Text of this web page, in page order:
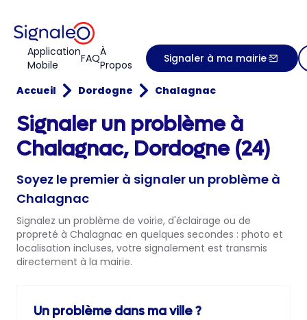
Application
Mobile
FAQÀ
Propos
Signaler à ma mairie
Accueil Dordogne Chalagnac
Signaler un problème à
Chalagnac, Dordogne (24)
Soyez le premier à signaler un problème à
Chalagnac
Signalez un problème de voirie, d'éclairage ou de
propreté à Chalagnac en quelques secondes : photo et
localisation incluses, votre signalement est transmis
directement à la mairie.
Un problème dans ma ville ?